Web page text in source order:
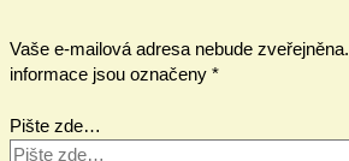
Vaše e-mailová adresa nebude zveřejněna.
informace jsou označeny *
Pište zde…